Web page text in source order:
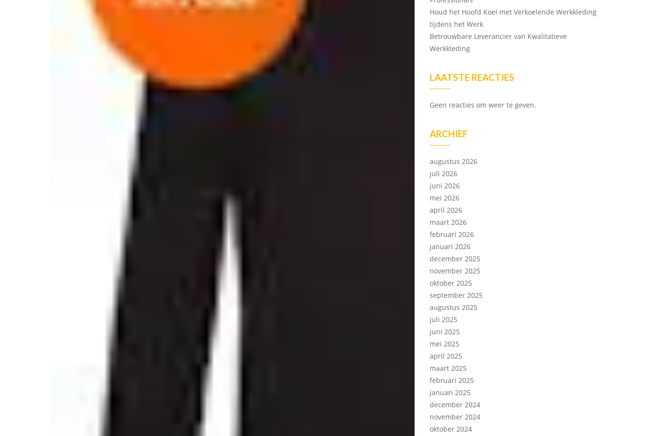
Houd het Hoofd Koel met Verkoelende Werkkleding
tijdens het Werk
Betrouwbare Leverancier van Kwalitatieve
Werkkleding
LAATSTE REACTIES
Geen reacties om weer te geven.
ARCHIEF
augustus 2026
juli 2026
juni 2026
mei 2026
april 2026
maart 2026
februari 2026
januari 2026
december 2025
november 2025
oktober 2025
september 2025
augustus 2025
juli 2025
juni 2025
mei 2025
april 2025
maart 2025
februari 2025
januari 2025
december 2024
november 2024
oktober 2024